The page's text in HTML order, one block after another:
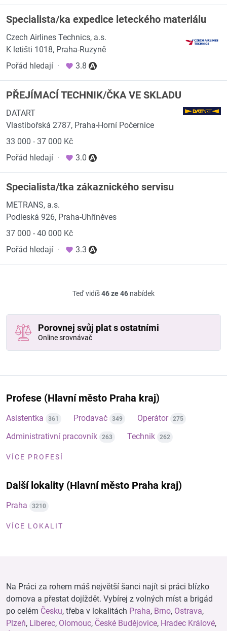
Specialista/ka expedice leteckého materiálu
Czech Airlines Technics, a.s.
K letišti 1018, Praha-Ruzyně
Pořád hledají · 3.8
PŘEJÍMACÍ TECHNIK/ČKA VE SKLADU
DATART
Vlastibořská 2787, Praha-Horní Počernice
33 000 - 37 000 Kč
Pořád hledají · 3.0
Specialista/tka zákaznického servisu
METRANS, a.s.
Podleská 926, Praha-Uhříněves
37 000 - 40 000 Kč
Pořád hledají · 3.3
Teď vidíš46 ze 46 nabídek
Porovnej svůj plat s ostatními
Online srovnávač
Profese (Hlavní město Praha kraj)
Asistentka 361 Prodavač 349 Operátor 275
Administrativní pracovník 263 Technik 262
VÍCE PROFESÍ
Další lokality (Hlavní město Praha kraj)
Praha 3210
VÍCE LOKALIT
Na Práci za rohem máš největší šanci najít si práci blízko
domova a přestat dojíždět. Vybírej z volných míst a brigád
po celém Česku, třeba v lokalitách Praha, Brno, Ostrava,
Plzeň, Liberec, Olomouc, České Budějovice, Hradec Králové,